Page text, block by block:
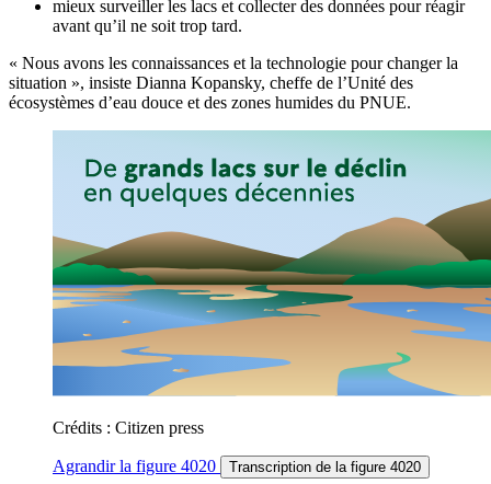
mieux surveiller les lacs et collecter des données pour réagir
avant qu’il ne soit trop tard.
« Nous avons les connaissances et la technologie pour changer la
situation », insiste Dianna Kopansky, cheffe de l’Unité des
écosystèmes d’eau douce et des zones humides du PNUE.
Crédits : Citizen press
Agrandirla figure 4020 Transcription de la figure 4020